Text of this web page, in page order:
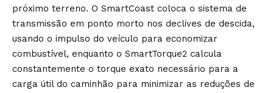
próximo terreno. O SmartCoast coloca o sistema de
transmissão em ponto morto nos declives de descida,
usando o impulso do veículo para economizar
combustível, enquanto o SmartTorque2 calcula
constantemente o torque exato necessário para a
carga útil do caminhão para minimizar as reduções de